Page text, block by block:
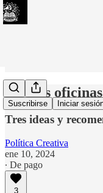
Suscribirse Iniciar
#6: Las
Tres ideas y
Política Creativa
ene 10, 2024
∙ De pago
3